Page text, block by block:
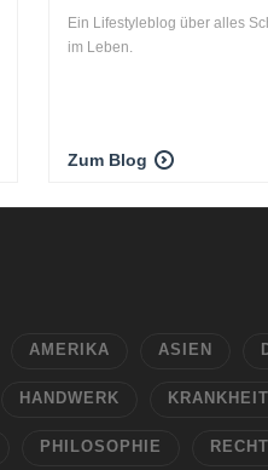
Ein Lifestyleblog über alles
im Leben.
Zum Blog
AMERIKA ASIEN
HANDWERK
PHILOSOPHIE